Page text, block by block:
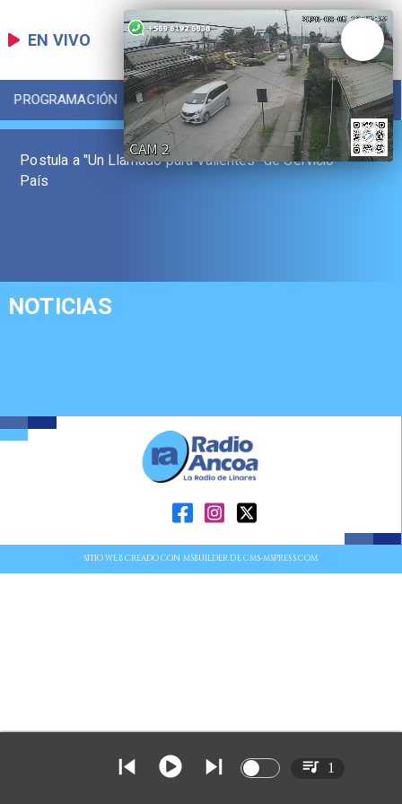
EN VIVO
PROGRAMACIÓN LOCAL DEPORTES
Postula a "Un Llamado para Valientes" de Servicio
País
NOTICIAS
SITIO WEB CREADO CON MSBUILDER DE CMS-MSPRESS.COM
1